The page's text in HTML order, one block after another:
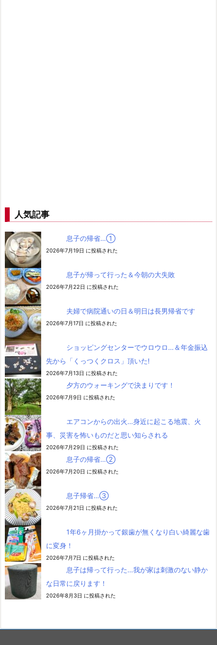
人気記事
息子の帰省…➀
2026年7月19日 に投稿された
息子が帰って行った＆今朝の大失敗
2026年7月22日 に投稿された
夫婦で病院通いの日＆明日は長男帰省です
2026年7月17日 に投稿された
ショッピングセンターでウロウロ…＆年金振込
先から「くっつくクロス」頂いた!
2026年7月13日 に投稿された
夕方のウォーキングで決まりです！
2026年7月9日 に投稿された
エアコンからの出火…身近に起こる地震、火
事、災害を怖いものだと思い知らされる
2026年7月29日 に投稿された
息子の帰省…②
2026年7月20日 に投稿された
息子帰省…③
2026年7月21日 に投稿された
1年6ヶ月掛かって銀歯が無くなり白い綺麗な歯
に変身！
2026年7月7日 に投稿された
息子は帰って行った…我が家は刺激のない静か
な日常に戻ります！
2026年8月3日 に投稿された